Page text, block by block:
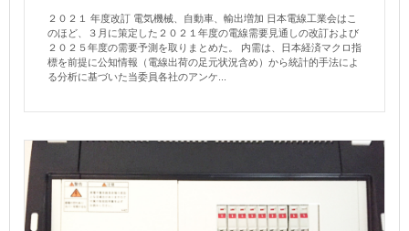
２０２１ 年度改訂 電気機械、自動車、輸出増加 日本電線工業会はこ
のほど、３月に策定した２０２１年度の電線需要見通しの改訂および
２０２５年度の需要予測を取りまとめた。 内需は、日本経済マクロ指
標を前提に公知情報（電線出荷の足元状況含め）から統計的手法によ
る分析に基づいた当委員各社のアンケ...